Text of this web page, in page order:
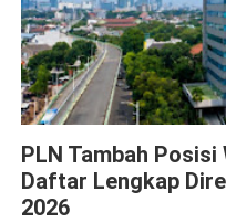
PLN Tambah
Daftar Lengkap
2026